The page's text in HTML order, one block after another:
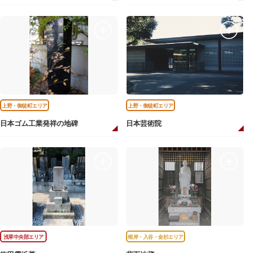
上野・御徒町エリア
日本ゴム工業発祥の地碑
上野・御徒町エリア
日本芸術院
浅草中央部エリア 根岸・入谷・金杉エリア